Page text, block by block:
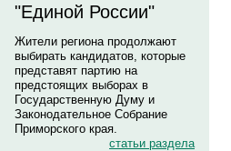
"Единой России"
Жители региона продолжают
выбирать кандидатов, которые
представят партию на
предстоящих выборах в
Государственную Думу и
Законодательное Собрание
Приморского края.
статьи раздела